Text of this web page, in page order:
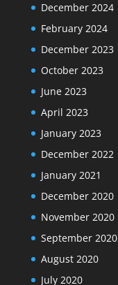
December 2024
February 2024
December 2023
October 2023
June 2023
April 2023
January 2023
December 2022
January 2021
December 2020
November 2020
September 2020
August 2020
July 2020